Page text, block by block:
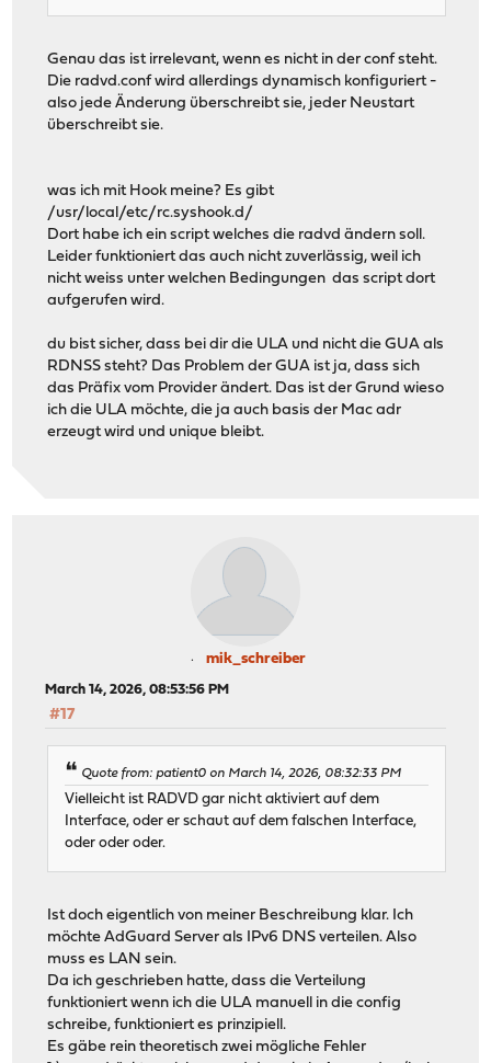
Genau das ist irrelevant, wenn es nicht in der conf steht.
Die radvd.conf wird allerdings dynamisch konfiguriert -
also jede Änderung überschreibt sie, jeder Neustart
überschreibt sie.
was ich mit Hook meine? Es gibt
/usr/local/etc/rc.syshook.d/
Dort habe ich ein script welches die radvd ändern soll.
Leider funktioniert das auch nicht zuverlässig, weil ich
nicht weiss unter welchen Bedingungen das script dort
aufgerufen wird.
du bist sicher, dass bei dir die ULA und nicht die GUA als
RDNSS steht? Das Problem der GUA ist ja, dass sich
das Präfix vom Provider ändert. Das ist der Grund wieso
ich die ULA möchte, die ja auch basis der Mac adr
erzeugt wird und unique bleibt.
mik_schreiber
March 14, 2026, 08:53:56 PM
#17
Quote from: patient0 on March 14, 2026, 08:32:33 PM
Vielleicht ist RADVD gar nicht aktiviert auf dem
Interface, oder er schaut auf dem falschen Interface,
oder oder oder.
Ist doch eigentlich von meiner Beschreibung klar. Ich
möchte AdGuard Server als IPv6 DNS verteilen. Also
muss es LAN sein.
Da ich geschrieben hatte, dass die Verteilung
funktioniert wenn ich die ULA manuell in die config
schreibe, funktioniert es prinzipiell.
Es gäbe rein theoretisch zwei mögliche Fehler